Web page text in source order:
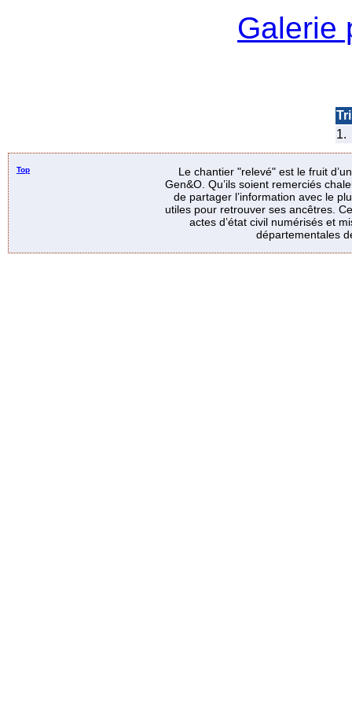
Galerie
1.
Top
Le chantier "relevé" est le fruit
Gen&O. Qu’ils soient remerciés
de partager l’information avec le
utiles pour retrouver ses ancêtres.
actes d’état civil numérisés et
départementales